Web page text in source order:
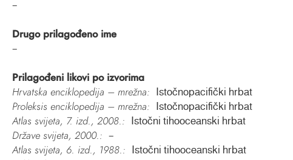
–
Drugo prilagođeno ime
–
Prilagođeni likovi po izvorima
Hrvatska enciklopedija – mrežna:
Istočnopacifički hrbat
Proleksis enciklopedija – mrežna: Istočnopacifički hrbat
Atlas svijeta, 7. izd., 2008.: Istočni tihooceanski hrbat
Države svijeta, 2000.: –
Atlas svijeta, 6. izd., 1988.: Istočni tihooceanski hrbat